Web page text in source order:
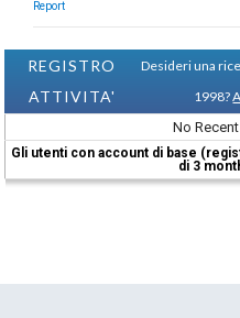
Report
REGISTRO
ATTIVITA'
Desideri una
1998?
No
Gli utenti con account di base
di 3